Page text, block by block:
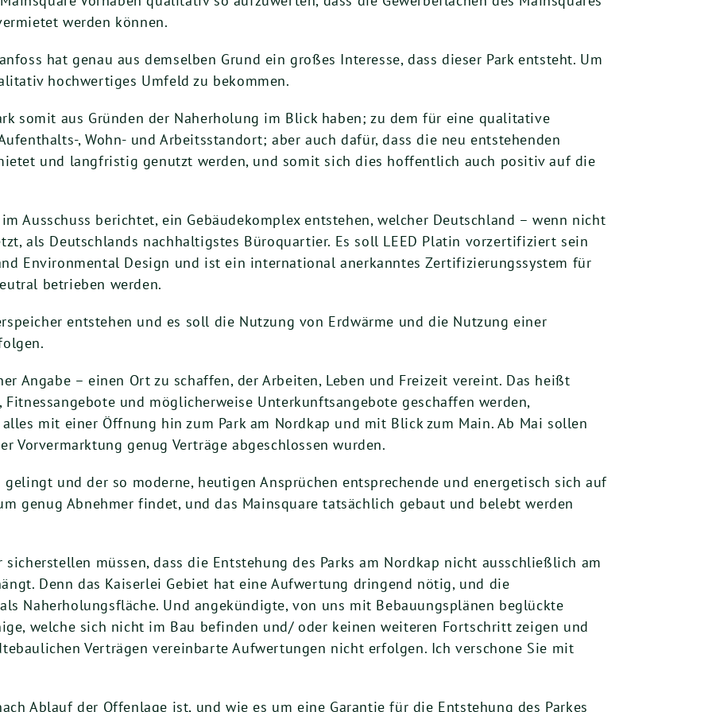
werden können.
hat genau aus demselben Grund ein großes Interesse, dass dieser Park entsteht. Um
hochwertiges Umfeld zu bekommen.
somit aus Gründen der Naherholung im Blick haben; zu dem für eine qualitative
, Wohn- und Arbeitsstandort; aber auch dafür, dass die neu entstehenden
und langfristig genutzt werden, und somit sich dies hoffentlich auch positiv auf die
Ausschuss berichtet, ein Gebäudekomplex entstehen, welcher Deutschland – wenn nicht
als Deutschlands nachhaltigstes Büroquartier. Es soll LEED Platin vorzertifiziert sein
Environmental Design und ist ein international anerkanntes Zertifizierungssystem für
betrieben werden.
entstehen und es soll die Nutzung von Erdwärme und die Nutzung einer
Angabe – einen Ort zu schaffen, der Arbeiten, Leben und Freizeit vereint. Das heißt
und möglicherweise Unterkunftsangebote geschaffen werden,
mit einer Öffnung hin zum Park am Nordkap und mit Blick zum Main. Ab Mai sollen
Vorvermarktung genug Verträge abgeschlossen wurden.
und der so moderne, heutigen Ansprüchen entsprechende und energetisch sich auf
genug Abnehmer findet, und das Mainsquare tatsächlich gebaut und belebt werden
müssen, dass die Entstehung des Parks am Nordkap nicht ausschließlich am
Denn das Kaiserlei Gebiet hat eine Aufwertung dringend nötig, und die
Naherholungsfläche. Und angekündigte, von uns mit Bebauungsplänen beglückte
welche sich nicht im Bau befinden und/ oder keinen weiteren Fortschritt zeigen und
Verträgen vereinbarte Aufwertungen nicht erfolgen. Ich verschone Sie mit
Ablauf der Offenlage ist, und wie es um eine Garantie für die Entstehung des Parkes